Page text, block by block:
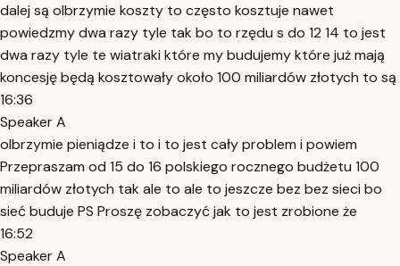
dalej są olbrzymie koszty to często kosztuje nawet
powiedzmy dwa razy tyle tak bo to rzędu s do 12 14 to jest
dwa razy tyle te wiatraki które my budujemy które już mają
koncesję będą kosztowały około 100 miliardów złotych to są
16:36
Speaker A
olbrzymie pieniądze i to i to jest cały problem i powiem
Przepraszam od 15 do 16 polskiego rocznego budżetu 100
miliardów złotych tak ale to ale to jeszcze bez bez sieci bo
sieć buduje PS Proszę zobaczyć jak to jest zrobione że
16:52
Speaker A